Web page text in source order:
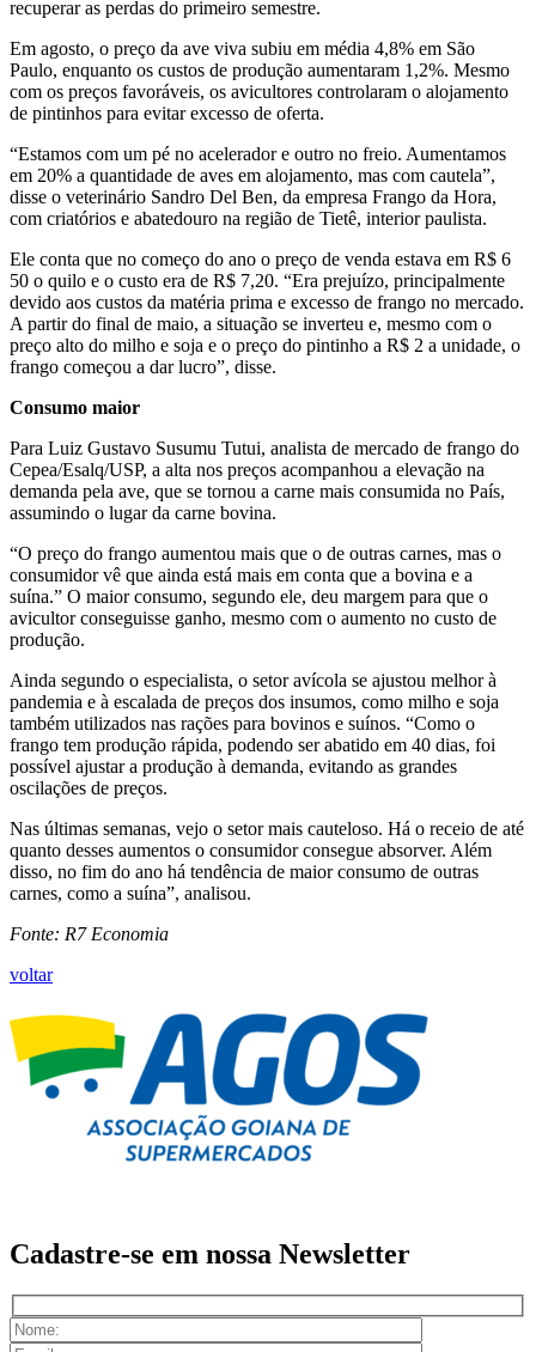
recuperar as perdas do primeiro semestre.
Em agosto, o preço da ave viva subiu em média 4,8% em São
Paulo, enquanto os custos de produção aumentaram 1,2%. Mesmo
com os preços favoráveis, os avicultores controlaram o alojamento
de pintinhos para evitar excesso de oferta.
“Estamos com um pé no acelerador e outro no freio. Aumentamos
em 20% a quantidade de aves em alojamento, mas com cautela”,
disse o veterinário Sandro Del Ben, da empresa Frango da Hora,
com criatórios e abatedouro na região de Tietê, interior paulista.
Ele conta que no começo do ano o preço de venda estava em R$ 6
50 o quilo e o custo era de R$ 7,20. “Era prejuízo, principalmente
devido aos custos da matéria prima e excesso de frango no mercado.
A partir do final de maio, a situação se inverteu e, mesmo com o
preço alto do milho e soja e o preço do pintinho a R$ 2 a unidade, o
frango começou a dar lucro”, disse.
Consumo maior
Para Luiz Gustavo Susumu Tutui, analista de mercado de frango do
Cepea/Esalq/USP, a alta nos preços acompanhou a elevação na
demanda pela ave, que se tornou a carne mais consumida no País,
assumindo o lugar da carne bovina.
“O preço do frango aumentou mais que o de outras carnes, mas o
consumidor vê que ainda está mais em conta que a bovina e a
suína.” O maior consumo, segundo ele, deu margem para que o
avicultor conseguisse ganho, mesmo com o aumento no custo de
produção.
Ainda segundo o especialista, o setor avícola se ajustou melhor à
pandemia e à escalada de preços dos insumos, como milho e soja
também utilizados nas rações para bovinos e suínos. “Como o
frango tem produção rápida, podendo ser abatido em 40 dias, foi
possível ajustar a produção à demanda, evitando as grandes
oscilações de preços.
Nas últimas semanas, vejo o setor mais cauteloso. Há o receio de até
quanto desses aumentos o consumidor consegue absorver. Além
disso, no fim do ano há tendência de maior consumo de outras
carnes, como a suína”, analisou.
Fonte: R7 Economia
voltar
Cadastre-se em nossa Newsletter